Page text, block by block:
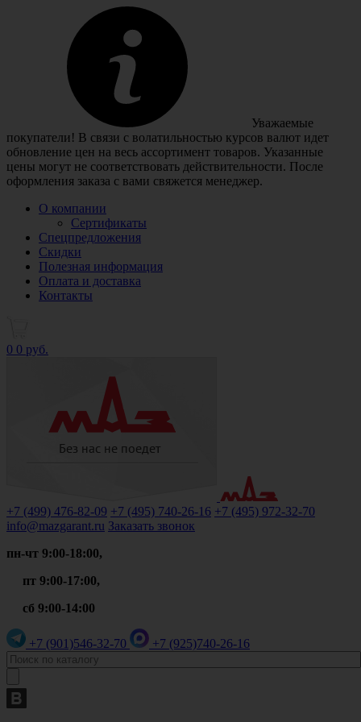
Уважаемые
покупатели! В связи с волатильностью курсов валют идет
обновление цен на весь ассортимент товаров. Указанные
цены могут не соответствовать действительности. После
оформления заказа с вами свяжется менеджер.
О компании
Сертификаты
Спецпредложения
Скидки
Полезная информация
Оплата и доставка
Контакты
0 0 руб.
+7 (499) 476-82-09 +7 (495) 740-26-16 +7 (495) 972-32-70
info@mazgarant.ru Заказать звонок
пн-чт 9:00-18:00,
пт 9:00-17:00,
сб 9:00-14:00
+7 (901)546-32-70 +7 (925)740-26-16